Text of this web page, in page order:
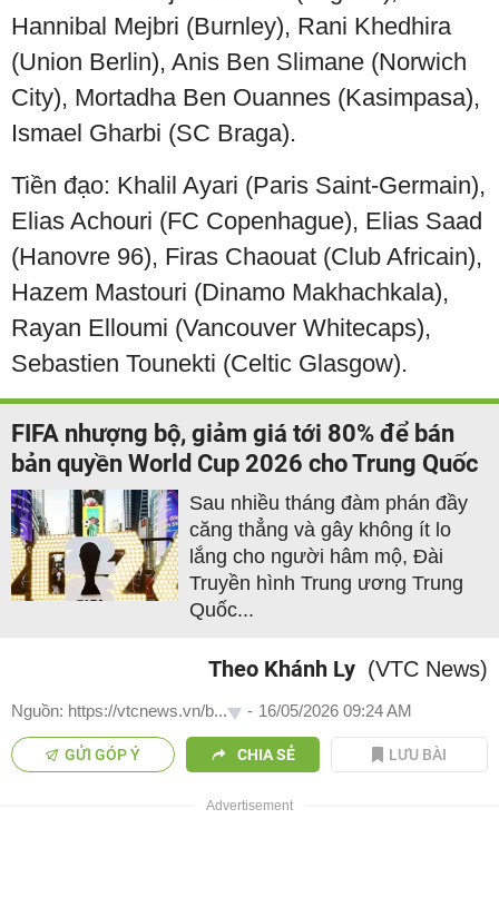
Hannibal Mejbri (Burnley), Rani Khedhira
(Union Berlin), Anis Ben Slimane (Norwich
City), Mortadha Ben Ouannes (Kasimpasa),
Ismael Gharbi (SC Braga).
Tiền đạo: Khalil Ayari (Paris Saint-Germain),
Elias Achouri (FC Copenhague), Elias Saad
(Hanovre 96), Firas Chaouat (Club Africain),
Hazem Mastouri (Dinamo Makhachkala),
Rayan Elloumi (Vancouver Whitecaps),
Sebastien Tounekti (Celtic Glasgow).
FIFA nhượng bộ, giảm giá tới 80% để bán
bản quyền World Cup 2026 cho Trung Quốc
Sau nhiều tháng đàm phán đầy
căng thẳng và gây không ít lo
lắng cho người hâm mộ, Đài
Truyền hình Trung ương Trung
Quốc...
Theo Khánh Ly (VTC News)
Nguồn: https://vtcnews.vn/b... - 16/05/2026 09:24 AM
GỬI GÓP Ý CHIA SẺ LƯU BÀI